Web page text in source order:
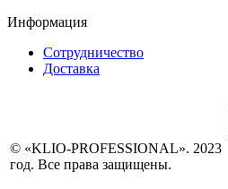
Информация
Сотрудничество
Доставка
© «KLIO-PROFESSIONAL». 2023
год. Все права защищены.